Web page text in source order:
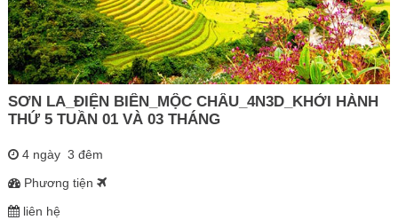
SƠN LA_ĐIỆN BIÊN_MỘC CHÂU_4N3D_KHỞI HÀNH
THỨ 5 TUẦN 01 VÀ 03 THÁNG
4 ngày 3 đêm
Phương tiện
liên hệ